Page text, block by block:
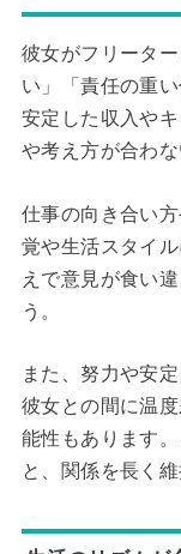
彼女がフリータ
い」「責任の重
安定した収入や
や考え方が合わ
仕事の向き合い
覚や生活スタイ
えで意見が食い
う。
また、努力や安
彼女との間に温
能性もあります
と、関係を長く